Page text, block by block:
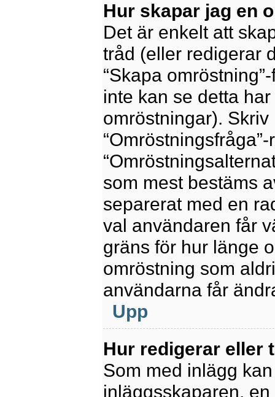
Hur skapar jag en
Det är enkelt att
tråd (eller redigerar
“Skapa
inte kan se detta
omröstningar).
som mest bestäms
separerat med en
val användaren får
gräns för hur länge
omröstning som
användarna får
Upp
Hur redigerar eller
Som med inlägg
inläggsskaparen,